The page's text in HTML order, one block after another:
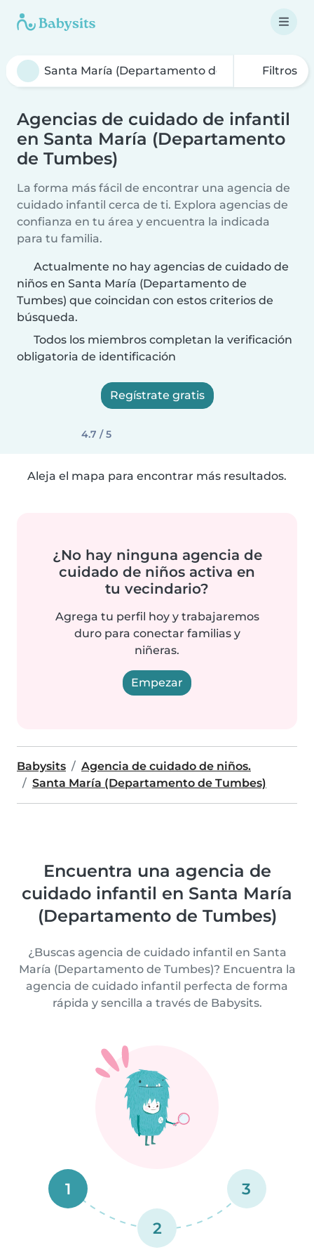
Filtros
Agencias de cuidado de infantil
en Santa María (Departamento
de Tumbes)
La forma más fácil de encontrar una agencia de
cuidado infantil cerca de ti. Explora agencias de
confianza en tu área y encuentra la indicada
para tu familia.
Actualmente no hay agencias de cuidado de
niños en Santa María (Departamento de
Tumbes) que coincidan con estos criterios de
búsqueda.
Todos los miembros completan la verificación
obligatoria de identificación
Regístrate gratis
4.7 / 5
Aleja el mapa para encontrar más resultados.
¿No hay ninguna agencia de
cuidado de niños activa en
tu vecindario?
Agrega tu perfil hoy y trabajaremos
duro para conectar familias y
niñeras.
Empezar
Babysits
Agencia de cuidado de niños.
Santa María (Departamento de Tumbes)
Encuentra una agencia de
cuidado infantil en Santa María
(Departamento de Tumbes)
¿Buscas agencia de cuidado infantil en Santa
María (Departamento de Tumbes)? Encuentra la
agencia de cuidado infantil perfecta de forma
rápida y sencilla a través de Babysits.
1
2
3